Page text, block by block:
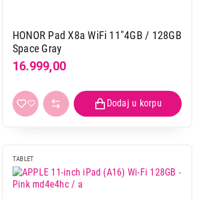
HONOR Pad X8a WiFi 11"4GB / 128GB
Space Gray
16.999,00
TABLET